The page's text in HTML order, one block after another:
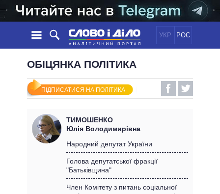
УКР РОС
НОВИНИ
СТРІЧКА
ПОДІЇ
СТАТТІ
ДУМКИ
ОГЛЯДИ
ДАЙДЖЕСТИ
ПОЛІТИКА
ЕКОНОМІКА
СВІТ
ОБIЦЯНКИ
УСІ ПОЛІТИКИ
ПРЕЗИДЕНТ І ОФІС
КАБІНЕТ МІНІСТРІВ
ГОЛОВИ ОБЛАДМІНІСТРАЦІЙ
ІНФОГРАФІКА
ВІДЕО
ПІДТРИМАТИ
ПОРІВНЯННЯ ПОЛІТИКІВ
ОБІЦЯНКА ПОЛІТИКА
ПІДПИСАТИСЯ НА ПОЛІТИКА
ТИМОШЕНКО
Юлія Володимирівна
Народний депутат України
Голова депутатської фракції
"Батьківщина"
Член Комітету з питань соціальної